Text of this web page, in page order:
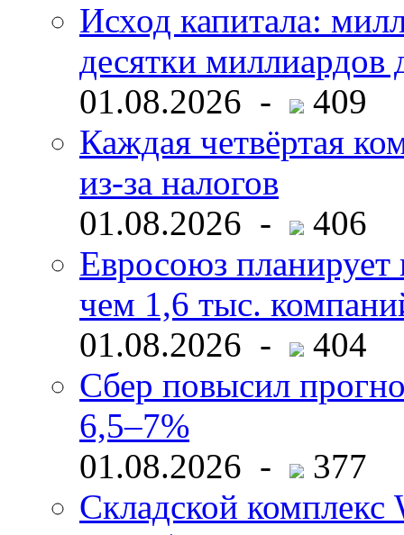
Исход капитала:
десятки миллиардов
01.08.2026 -
409
Каждая четвёртая
из-за налогов
01.08.2026 -
406
Евросоюз планирует
чем 1,6 тыс.
01.08.2026 -
404
Сбер повысил
6,5–7%
01.08.2026 -
377
Складской комплекс